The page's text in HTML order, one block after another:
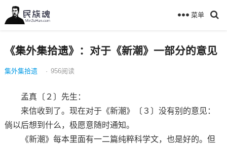
菜单
《集外集拾遗》：对于《新潮》一部分的意见
集外集拾遗 · 956阅读
孟真〔２〕先生：
来信收到了。现在对于《新潮》〔３〕没有别的意见：
倘以后想到什么，极愿意随时通知。
《新潮》每本里面有一二篇纯粹科学文，也是好的。但